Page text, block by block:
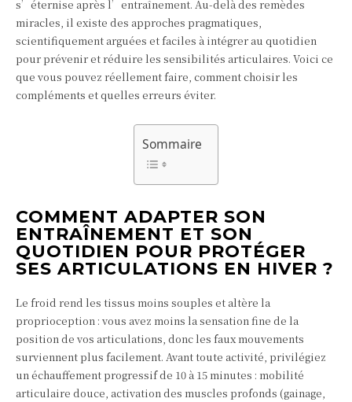
s’éternise après l’entraînement. Au-delà des remèdes
miracles, il existe des approches pragmatiques,
scientifiquement arguées et faciles à intégrer au quotidien
pour prévenir et réduire les sensibilités articulaires. Voici ce
que vous pouvez réellement faire, comment choisir les
compléments et quelles erreurs éviter.
Sommaire
COMMENT ADAPTER SON
ENTRAÎNEMENT ET SON
QUOTIDIEN POUR PROTÉGER
SES ARTICULATIONS EN HIVER ?
Le froid rend les tissus moins souples et altère la
proprioception : vous avez moins la sensation fine de la
position de vos articulations, donc les faux mouvements
surviennent plus facilement. Avant toute activité, privilégiez
un échauffement progressif de 10 à 15 minutes : mobilité
articulaire douce, activation des muscles profonds (gainage,